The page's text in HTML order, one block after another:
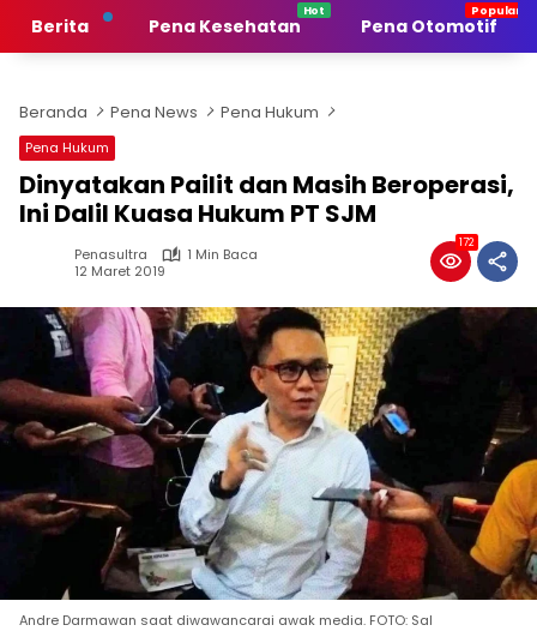
Berita Pena Kesehatan Pena Otomotif
Beranda Pena News Pena Hukum
Pena Hukum
Dinyatakan Pailit dan Masih Beroperasi,
Ini Dalil Kuasa Hukum PT SJM
Penasultra
1 Min Baca
12 Maret 2019
172
Andre Darmawan saat diwawancarai awak media. FOTO: Sal